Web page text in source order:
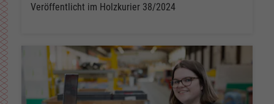
Veröffentlicht im Holzkurier 38/2024